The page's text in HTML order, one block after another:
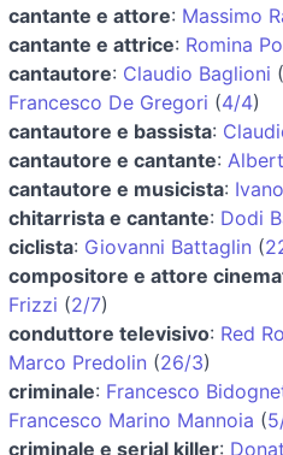
cantante e attore: Massimo
cantante e attrice: Romina
cantautore: Claudio Baglioni (
Francesco De Gregori (4/4)
cantautore e bassista:
cantautore e cantante:
cantautore e musicista:
chitarrista e cantante: Dodi
ciclista: Giovanni Battaglin (
compositore e attore
Frizzi (2/7)
conduttore televisivo: Red
Marco Predolin (26/3)
criminale: Francesco
Francesco Marino Mannoia (
criminale e serial killer: